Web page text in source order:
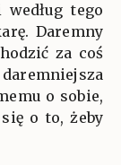
tego
Daremny
za coś
o sobie,
o to, żeby